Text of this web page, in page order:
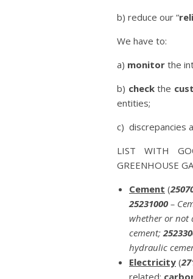
b) reduce our “
We have to:
a) monitor the
b) checkthe
entities;
c) discrepancies
LIST WITH
GREENHOUSE
Cement (
25231000 –
whether or
cement;
hydraulic
Electricity (
related: